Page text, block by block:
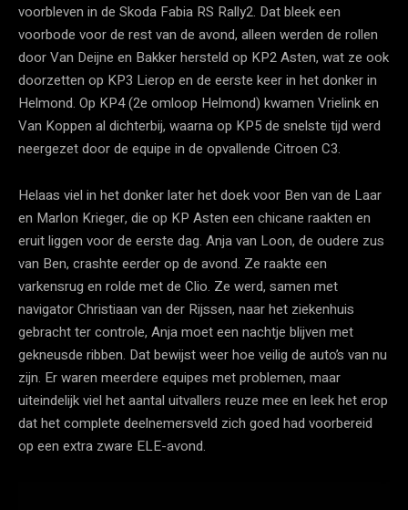
voorbleven in de Skoda Fabia RS Rally2. Dat bleek een
voorbode voor de rest van de avond, alleen werden de rollen
door Van Deijne en Bakker hersteld op KP2 Asten, wat ze ook
doorzetten op KP3 Lierop en de eerste keer in het donker in
Helmond. Op KP4 (2e omloop Helmond) kwamen Vrielink en
Van Koppen al dichterbij, waarna op KP5 de snelste tijd werd
neergezet door de equipe in de opvallende Citroen C3.
Helaas viel in het donker later het doek voor Ben van de Laar
en Marlon Krieger, die op KP Asten een chicane raakten en
eruit liggen voor de eerste dag. Anja van Loon, de oudere zus
van Ben, crashte eerder op de avond. Ze raakte een
varkensrug en rolde met de Clio. Ze werd, samen met
navigator Christiaan van der Rijssen, naar het ziekenhuis
gebracht ter controle, Anja moet een nachtje blijven met
gekneusde ribben. Dat bewijst weer hoe veilig de auto’s van nu
zijn. Er waren meerdere equipes met problemen, maar
uiteindelijk viel het aantal uitvallers reuze mee en leek het erop
dat het complete deelnemersveld zich goed had voorbereid
op een extra zware ELE-avond.